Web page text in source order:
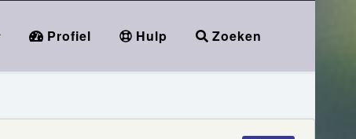
Profiel Hulp Zoeken